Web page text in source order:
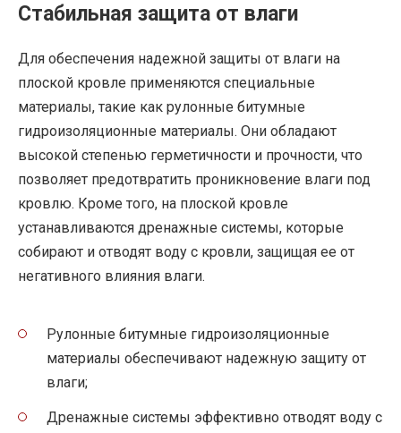
Стабильная защита от влаги
Для обеспечения надежной защиты от влаги на
плоской кровле применяются специальные
материалы, такие как рулонные битумные
гидроизоляционные материалы. Они обладают
высокой степенью герметичности и прочности, что
позволяет предотвратить проникновение влаги под
кровлю. Кроме того, на плоской кровле
устанавливаются дренажные системы, которые
собирают и отводят воду с кровли, защищая ее от
негативного влияния влаги.
Рулонные битумные гидроизоляционные
материалы обеспечивают надежную защиту от
влаги;
Дренажные системы эффективно отводят воду с